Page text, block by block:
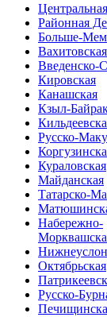
Районная
Больше-
Вахитовская
Введенско-
Кировская
Канашская
Кзыл-
Русско-
Кураловская
Майданская
Татарско-
Набережно-
Октябрьская
Русско-